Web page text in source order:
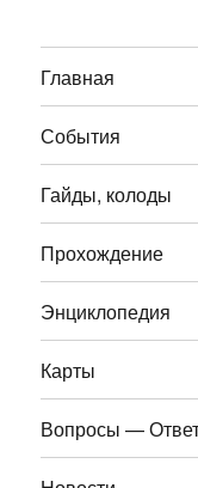
Главная
События
Гайды, колоды
Прохождение
Энциклопедия
Карты
Вопросы —